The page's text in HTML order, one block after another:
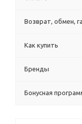
Возврат, обмен,
Как купить
Бренды
Бонусная